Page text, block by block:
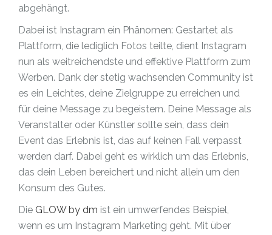
abgehängt.
Dabei ist Instagram ein Phänomen: Gestartet als
Plattform, die lediglich Fotos teilte, dient Instagram
nun als weitreichendste und effektive Plattform zum
Werben. Dank der stetig wachsenden Community ist
es ein Leichtes, deine Zielgruppe zu erreichen und
für deine Message zu begeistern. Deine Message als
Veranstalter oder Künstler sollte sein, dass dein
Event das Erlebnis ist, das auf keinen Fall verpasst
werden darf. Dabei geht es wirklich um das Erlebnis,
das dein Leben bereichert und nicht allein um den
Konsum des Gutes.
Die GLOW by dm ist ein umwerfendes Beispiel,
wenn es um Instagram Marketing geht. Mit über